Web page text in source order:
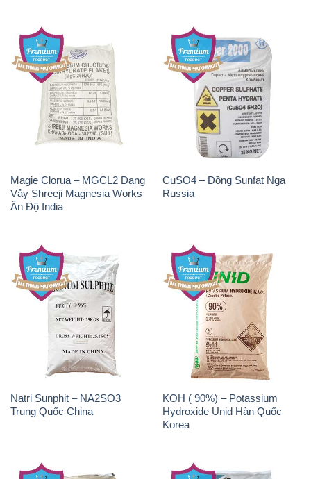
Magie Clorua – MGCL2 Dạng
Vảy Shreeji Magnesia Works
Ấn Độ India
CuSO4 – Đồng Sunfat Nga
Russia
Natri Sunphit – NA2SO3
Trung Quốc China
KOH ( 90%) – Potassium
Hydroxide Unid Hàn Quốc
Korea